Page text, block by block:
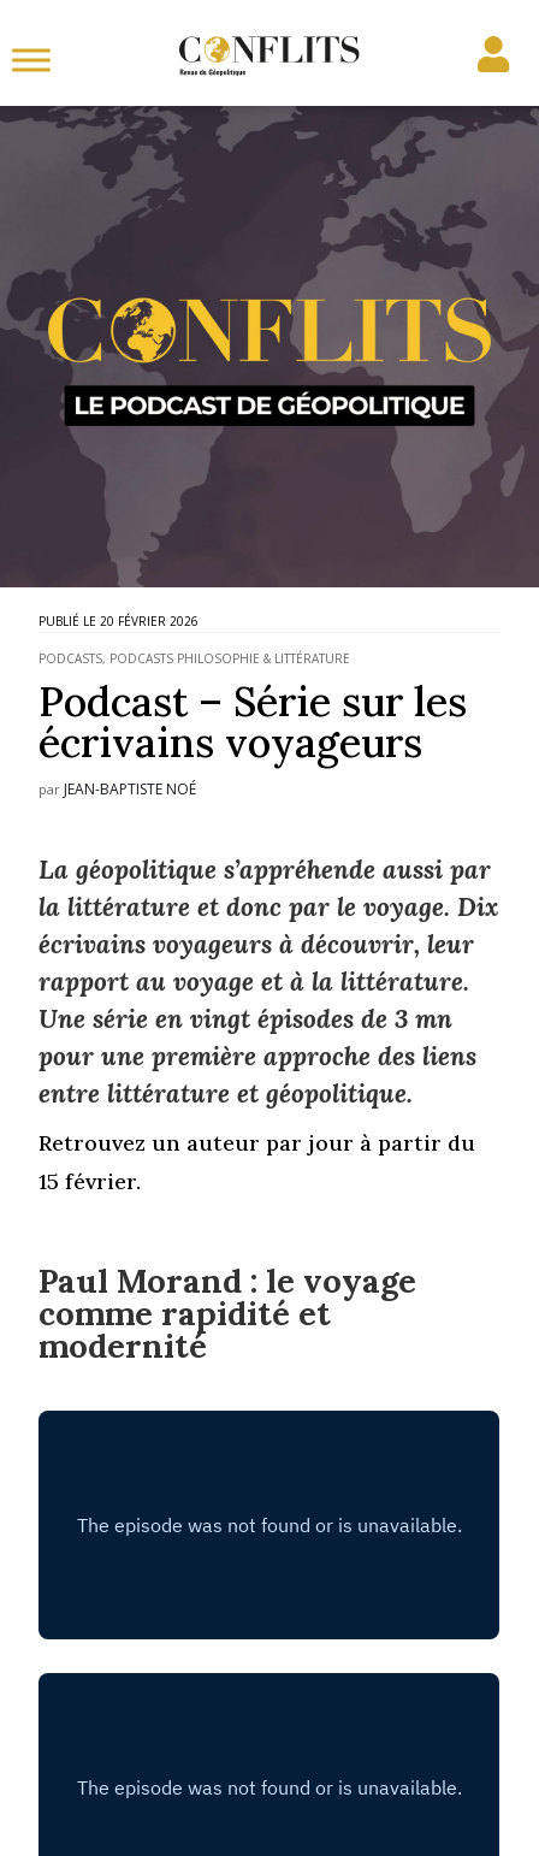
20 FÉVRIER 2026
PODCASTS, PODCASTS PHILOSOPHIE & LITTÉRATURE
Podcast – Série sur les
écrivains voyageurs
par JEAN-BAPTISTE NOÉ
La géopolitique s’appréhende aussi par
la littérature et donc par le voyage. Dix
écrivains voyageurs à découvrir, leur
rapport au voyage et à la littérature.
Une série en vingt épisodes de 3 mn
pour une première approche des liens
entre littérature et géopolitique.
Retrouvez un auteur par jour à partir du
15 février.
Paul Morand : le voyage
comme rapidité et
modernité